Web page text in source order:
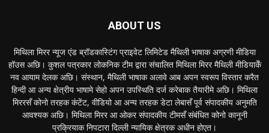
ABOUT US
मिथिला मिरर न्यूज एंड ब्रॉडकास्टिंग प्राइवेट लिमिटेड मैथिली भाषाक अग्रणी मीडिया
हॉउस अछि। कुशल पत्रकार लोकनिक टीम द्वारा संचालित मिथिला मिरर मैथिली मीडियाकेँ
नव आयाम देलक अछि। संस्थान, मैथिली भाषाक अलावे आब अपन स्वरूप विस्तार करैत
हिन्दी आ अन्य क्षेत्रीय भाषामे सेहो अपन उपस्थिति दर्ज करेबाक तैयारीमे अछि। मिथिला
मिररसँ कोनो तरहक कंटेंट, वीडियो आ अन्य तरहक डेटा लेबासँ पूर्व संपादकीय अनुमति
आवश्यक अछि। मिथिला मिरर आ ओकर संपादकीय टीमसँ संबंधित कोनो कानूनी
प्रक्रियाक निपटारा दिल्ली न्यायिक क्षेत्रक अधीन होएत।